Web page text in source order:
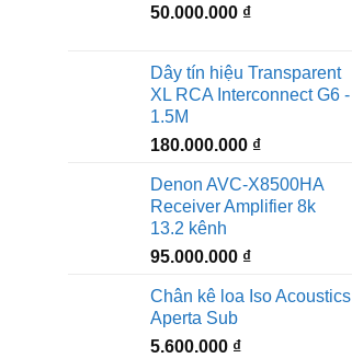
50.000.000 ₫
Dây tín hiệu Transparent
XL RCA Interconnect G6 -
1.5M
180.000.000 ₫
Denon AVC-X8500HA
Receiver Amplifier 8k
13.2 kênh
95.000.000 ₫
Chân kê loa Iso Acoustics
Aperta Sub
5.600.000 ₫